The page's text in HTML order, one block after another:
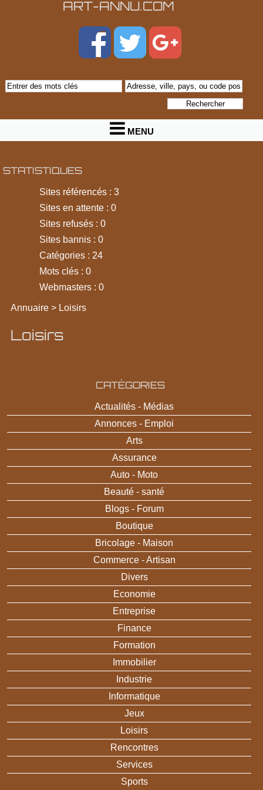
ART-ANNU.COM
MENU
STATISTIQUES
Sites référencés : 3
Sites en attente : 0
Sites refusés : 0
Sites bannis : 0
Catégories : 24
Mots clés : 0
Webmasters : 0
Annuaire > Loisirs
Loisirs
CATÉGORIES
Actualités - Médias
Annonces - Emploi
Arts
Assurance
Auto - Moto
Beauté - santé
Blogs - Forum
Boutique
Bricolage - Maison
Commerce - Artisan
Divers
Economie
Entreprise
Finance
Formation
Immobilier
Industrie
Informatique
Jeux
Loisirs
Rencontres
Services
Sports